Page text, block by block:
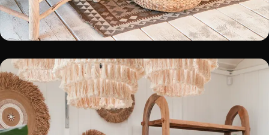
TULUM
Noordwijk
BOOK A TABLE!